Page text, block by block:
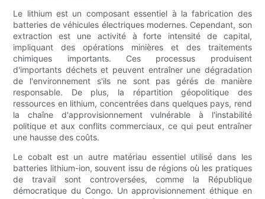
Le lithium est un composant essentiel à la fabrication des
batteries de véhicules électriques modernes. Cependant, son
extraction est une activité à forte intensité de capital,
impliquant des opérations minières et des traitements
chimiques importants. Ces processus produisent
d'importants déchets et peuvent entraîner une dégradation
de l'environnement s'ils ne sont pas gérés de manière
responsable. De plus, la répartition géopolitique des
ressources en lithium, concentrées dans quelques pays, rend
la chaîne d'approvisionnement vulnérable à l'instabilité
politique et aux conflits commerciaux, ce qui peut entraîner
une hausse des coûts.
Le cobalt est un autre matériau essentiel utilisé dans les
batteries lithium-ion, souvent issu de régions où les pratiques
de travail sont controversées, comme la République
démocratique du Congo. Un approvisionnement éthique en